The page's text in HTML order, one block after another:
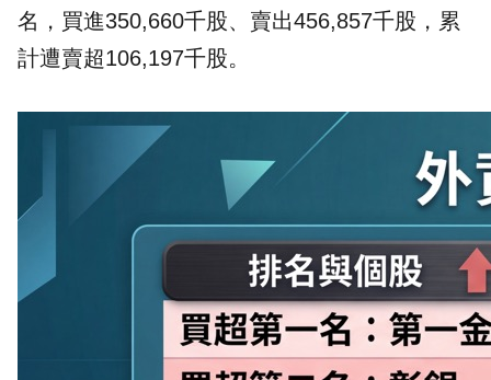
名，買進350,660千股、賣出456,857千股，累
計遭賣超106,197千股。